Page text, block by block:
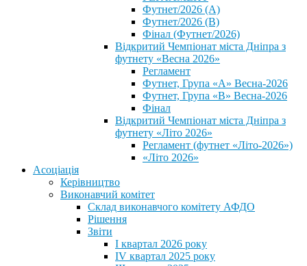
Футнет/2026 (А)
Футнет/2026 (В)
Фінал (Футнет/2026)
Відкритий Чемпіонат міста Дніпра з
футнету «Весна 2026»
Регламент
Футнет, Група «А» Весна-2026
Футнет, Група «В» Весна-2026
Фінал
Відкритий Чемпіонат міста Дніпра з
футнету «Літо 2026»
Регламент (футнет «Літо-2026»)
«Літо 2026»
Асоціація
Керівництво
Виконавчий комітет
Склад виконавчого комітету АФДО
Рішення
Звіти
I квартал 2026 року
IV квартал 2025 року